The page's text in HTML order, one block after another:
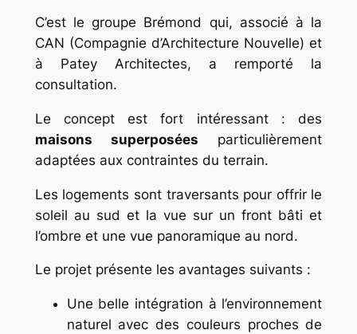
C’est le groupe Brémond qui, associé à la
CAN (Compagnie d’Architecture Nouvelle) et
à Patey Architectes, a remporté la
consultation.
Le concept est fort intéressant : des
maisons superposées particulièrement
adaptées aux contraintes du terrain.
Les logements sont traversants pour offrir le
soleil au sud et la vue sur un front bâti et
l’ombre et une vue panoramique au nord.
Le projet présente les avantages suivants :
Une belle intégration à l’environnement
naturel avec des couleurs proches de